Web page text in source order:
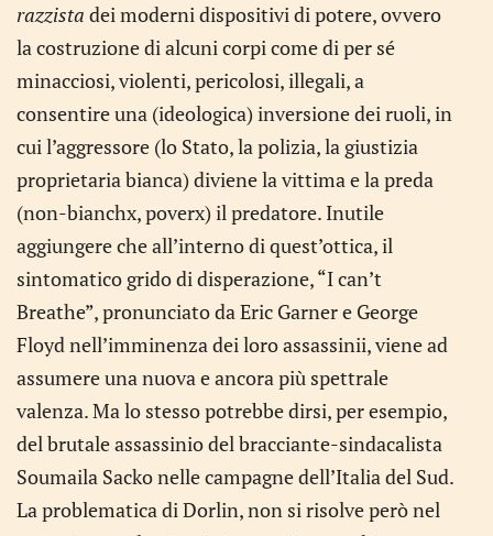
razzista dei moderni dispositivi di potere, ovvero
la costruzione di alcuni corpi come di per sé
minacciosi, violenti, pericolosi, illegali, a
consentire una (ideologica) inversione dei ruoli, in
cui l’aggressore (lo Stato, la polizia, la giustizia
proprietaria bianca) diviene la vittima e la preda
(non-bianchx, poverx) il predatore. Inutile
aggiungere che all’interno di quest’ottica, il
sintomatico grido di disperazione, “I can’t
Breathe”, pronunciato da Eric Garner e George
Floyd nell’imminenza dei loro assassinii, viene ad
assumere una nuova e ancora più spettrale
valenza. Ma lo stesso potrebbe dirsi, per esempio,
del brutale assassinio del bracciante-sindacalista
Soumaila Sacko nelle campagne dell’Italia del Sud.
La problematica di Dorlin, non si risolve però nel